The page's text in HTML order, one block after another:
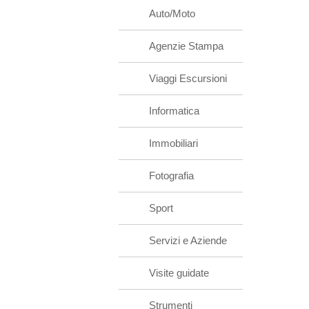
Auto/Moto
Agenzie Stampa
Viaggi Escursioni
Informatica
Immobiliari
Fotografia
Sport
Servizi e Aziende
Visite guidate
Strumenti